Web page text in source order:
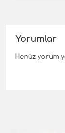
Yorumlar
Henüz yorum